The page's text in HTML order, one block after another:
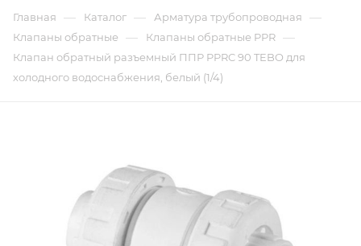
Главная — Каталог — Арматура трубопроводная —
Клапаны обратные — Клапаны обратные PPR —
Клапан обратный разъемный ППР PPRC 90 TEBO для
холодного водоснабжения, белый (1/4)